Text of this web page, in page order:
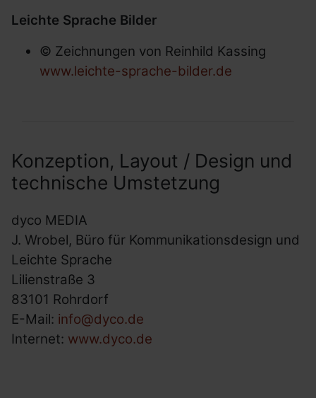
Leichte Sprache Bilder
© Zeichnungen von Reinhild Kassing
www.leichte-sprache-bilder.de
Konzeption, Layout / Design und
technische Umstetzung
dyco MEDIA
J. Wrobel, Büro für Kommunikationsdesign und
Leichte Sprache
Lilienstraße 3
83101 Rohrdorf
E-Mail: info@dyco.de
Internet: www.dyco.de